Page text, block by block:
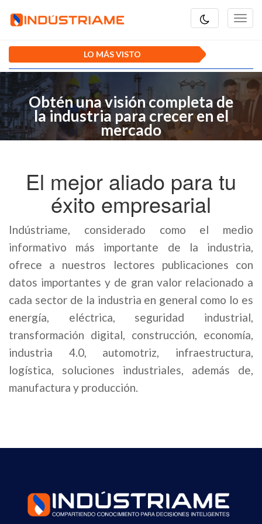
LO MÁS VISTO
Obtén una visión completa de
la industria para crecer en el
mercado
El mejor aliado para tu
éxito empresarial
Indústriame, considerado como el medio
informativo más importante de la industria,
ofrece a nuestros lectores publicaciones con
datos importantes y de gran valor relacionado a
cada sector de la industria en general como lo es
energía, eléctrica, seguridad industrial,
transformación digital, construcción, economía,
industria 4.0, automotriz, infraestructura,
logística, soluciones industriales, además de,
manufactura y producción.